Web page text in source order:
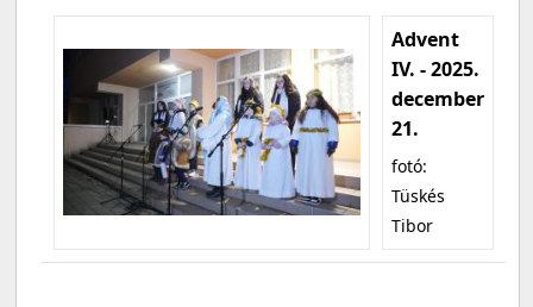
Advent
IV. - 2025.
december
21.
fotó:
Tüskés
Tibor